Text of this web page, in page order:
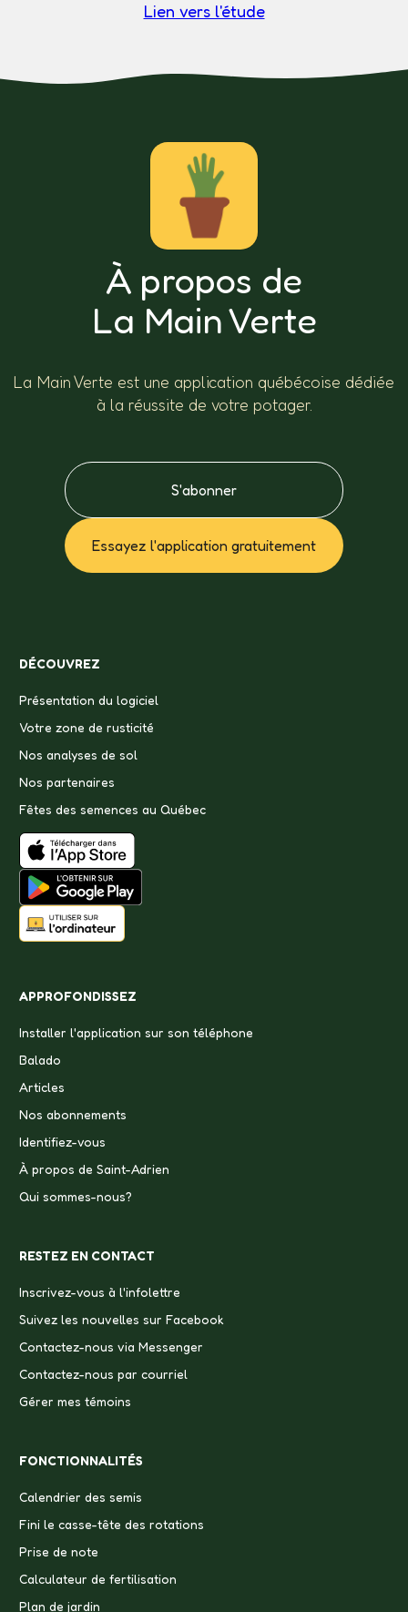
Lien vers l'étude
À propos de
La Main Verte
La Main Verte est une application québécoise dédiée
à la réussite de votre potager.
S'abonner
Essayez l'application gratuitement
DÉCOUVREZ
Présentation du logiciel
Votre zone de rusticité
Nos analyses de sol
Nos partenaires
Fêtes des semences au Québec
APPROFONDISSEZ
Installer l'application sur son téléphone
Balado
Articles
Nos abonnements
Identifiez-vous
À propos de Saint-Adrien
Qui sommes-nous?
RESTEZ EN CONTACT
Inscrivez-vous à l'infolettre
Suivez les nouvelles sur Facebook
Contactez-nous via Messenger
Contactez-nous par courriel
Gérer mes témoins
FONCTIONNALITÉS
Calendrier des semis
Fini le casse-tête des rotations
Prise de note
Calculateur de fertilisation
Plan de jardin